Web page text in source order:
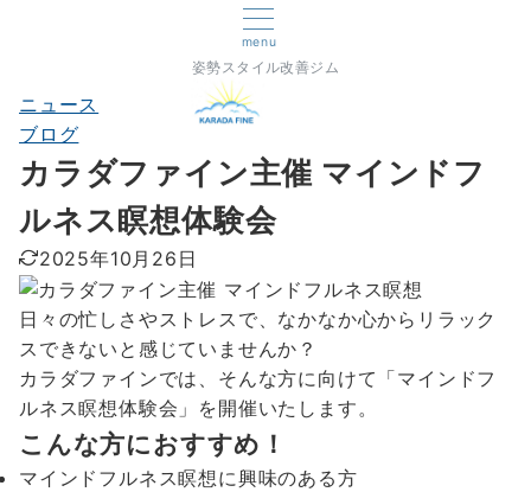
menu
姿勢スタイル改善ジム
ニュース
ブログ
カラダファイン主催 マインドフ
ルネス瞑想体験会
2025年10月26日
日々の忙しさやストレスで、なかなか心からリラック
スできないと感じていませんか？
カラダファインでは、そんな方に向けて「マインドフ
ルネス瞑想体験会」を開催いたします。
こんな方におすすめ！
マインドフルネス瞑想に興味のある方